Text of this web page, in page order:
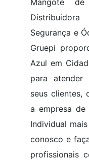
Mangote de
Segurança e
Gruepi
Azul em
para atender
seus clientes,
a empresa de
Individual
conosco e
profissionais